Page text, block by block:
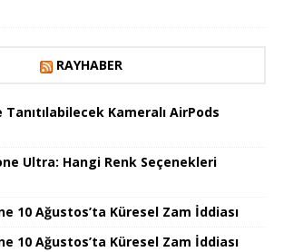
RAYHABER
Tanıtılabilecek Kameralı AirPods
Ultra: Hangi Renk Seçenekleri
10 Ağustos’ta Küresel Zam İddiası
10 Ağustos’ta Küresel Zam İddiası